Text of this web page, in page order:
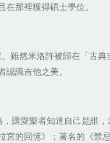
那裡獲得碩士學位。
雖然米洛許被歸在「古
識吉他之美。
讓愛樂者知道自己是誰
的回憶》；著名的《禁